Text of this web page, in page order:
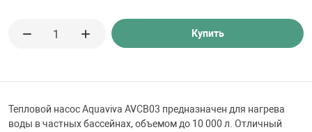
Тепловой насос Aquaviva AVCB03 предназначен для нагрева
воды в частных бассейнах, объемом до 10 000 л. Отличный
Купить